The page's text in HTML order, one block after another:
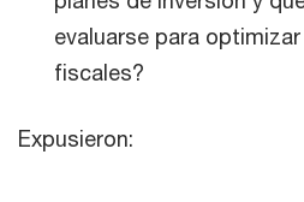
evaluarse para
fiscales?
Expusieron: